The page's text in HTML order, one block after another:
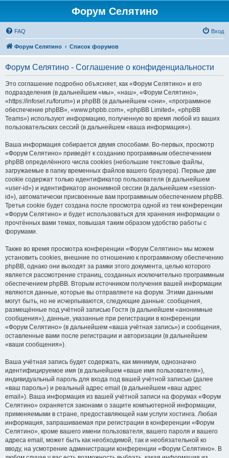
Форум Селятино
FAQ Вход
Форум Селятино Список форумов
Форум Селятино - Соглашение о конфиденциальности
Это соглашение подробно объясняет, как «Форум Селятино» и его
подразделения (в дальнейшем «мы», «наш», «Форум Селятино»,
«https://infosel.ru/forum») и phpBB (в дальнейшем «они», «программное
обеспечение phpBB», «www.phpbb.com», «phpBB Limited», «phpBB
Teams») используют информацию, полученную во время любой из ваших
пользовательских сессий (в дальнейшем «ваша информация»).
Ваша информация собирается двумя способами. Во-первых, просмотр
«Форум Селятино» приведёт к созданию программным обеспечением
phpBB определённого числа cookies (небольшие текстовые файлы,
загружаемые в папку временных файлов вашего браузера). Первые две
cookie содержат только идентификатор пользователя (в дальнейшем
«user-id») и идентификатор анонимной сессии (в дальнейшем «session-
id»), автоматически присвоенные вам программным обеспечением phpBB.
Третья cookie будет создана после просмотра одной из тем конференции
«Форум Селятино» и будет использоваться для хранения информации о
прочтённых вами темах, повышая таким образом удобство работы с
форумами.
Также во время просмотра конференции «Форум Селятино» мы можем
установить cookies, внешние по отношению к программному обеспечению
phpBB, однако они выходят за рамки этого документа, целью которого
является рассмотрение страниц, созданных исключительно программным
обеспечением phpBB. Вторым источником получения вашей информации
являются данные, которые вы отправляете на форум. Этими данными
могут быть, но не исчерпываются, следующие данные: сообщения,
размещённые под учётной записью Гостя (в дальнейшем «анонимные
сообщения»), данные, указанные при регистрации в конференции
«Форум Селятино» (в дальнейшем «ваша учётная запись») и сообщения,
оставленные вами после регистрации и авторизации (в дальнейшем
«ваши сообщения»).
Ваша учётная запись будет содержать, как минимум, однозначно
идентифицируемое имя (в дальнейшем «ваше имя пользователя»),
индивидуальный пароль для входа под вашей учётной записью (далее
«ваш пароль») и реальный адрес email (в дальнейшем «ваш адрес
email»). Ваша информация из вашей учётной записи на форумах «Форум
Селятино» охраняется законами о защите компьютерной информации,
применяемыми в стране, предоставляющей нам услуги хостинга. Любая
информация, запрашиваемая при регистрации в конференции «Форум
Селятино», кроме вашего имени пользователя, вашего пароля и вашего
адреса email, может быть как необходимой, так и необязательной ко
вводу, на усмотрение администрации конференции «Форум Селятино». В